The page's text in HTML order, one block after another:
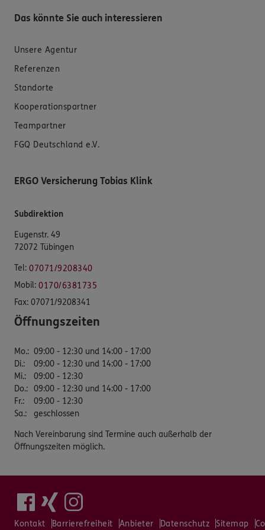
Das könnte Sie auch interessieren
Unsere Agentur
Referenzen
Standorte
Kooperationspartner
Teampartner
FGQ Deutschland e.V.
ERGO Versicherung Tobias Klink
Subdirektion
Eugenstr. 49
72072 Tübingen
Tel: 07071/9208340
Mobil: 0170/6381735
Fax: 07071/9208341
Öffnungszeiten
Mo.: 09:00 - 12:30 und 14:00 - 17:00
Di.:
09:00 - 12:30 und 14:00 - 17:00
Mi.:
09:00 - 12:30
Do.: 09:00 - 12:30 und 14:00 - 17:00
Fr.:
09:00 - 12:30
Sa.: geschlossen
Nach Vereinbarung sind Termine auch außerhalb der
Öffnungszeiten möglich.
Kontakt Barrierefreiheit Anbieter Datenschutz Sitemap